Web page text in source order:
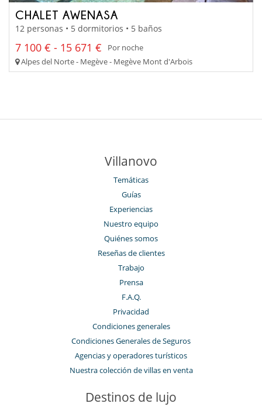
CHALET AWENASA
12 personas • 5 dormitorios • 5 baños
7 100 € - 15 671 €
Por noche
Alpes del Norte - Megève - Megève Mont d'Arbois
Villanovo
Temáticas
Guías
Experiencias
Nuestro equipo
Quiénes somos
Reseñas de clientes
Trabajo
Prensa
F.A.Q.
Privacidad
Condiciones generales
Condiciones Generales de Seguros
Agencias y operadores turísticos
Nuestra colección de villas en venta
Destinos de lujo